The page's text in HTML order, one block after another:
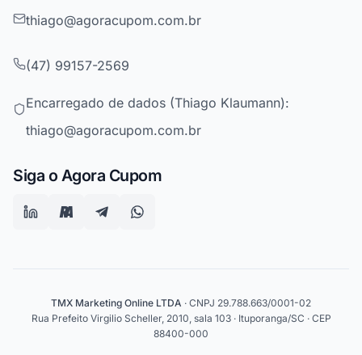
thiago@agoracupom.com.br
(47) 99157-2569
Encarregado de dados (Thiago Klaumann):
thiago@agoracupom.com.br
Siga o Agora Cupom
TMX Marketing Online LTDA · CNPJ 29.788.663/0001-02
Rua Prefeito Virgilio Scheller, 2010, sala 103 · Ituporanga/SC · CEP
88400-000